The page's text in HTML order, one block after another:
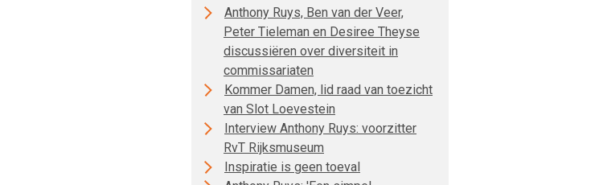
Anthony Ruys, Ben van der Veer,
Peter Tieleman en Desiree Theyse
discussiëren over diversiteit in
commissariaten
Kommer Damen, lid raad van toezicht
van Slot Loevestein
Interview Anthony Ruys: voorzitter
RvT Rijksmuseum
Inspiratie is geen toeval